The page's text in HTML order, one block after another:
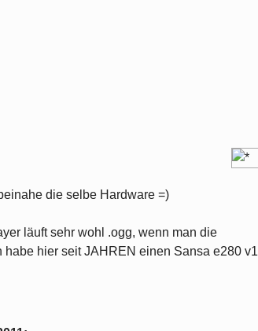
die selbe Hardware =)
läuft sehr wohl .ogg, wenn man die
hier seit JAHREN einen Sansa e280 v1